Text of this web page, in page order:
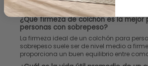
Preguntas frecuentes
¿Qué firmeza de colchón es la mejor
personas con sobrepeso?
La firmeza ideal de un colchón para
sobrepeso suele ser de nivel medio a
proporciona un buen equilibrio entre